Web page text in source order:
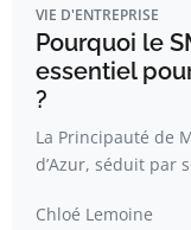
VIE D'ENTREPRISE
Pourquoi le
essentiel
?
La Principauté de
d’Azur, séduit par
Chloé Lemoine